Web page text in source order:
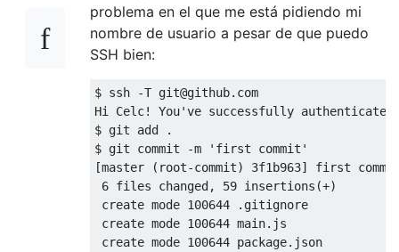
problema en el que me está pidiendo mi
nombre de usuario a pesar de que puedo
SSH bien:
$ ssh -T git@github.com
Hi Celc! You've successfully
$ git add .
$ git commit -m 'first commit'
[master (root-commit) 3f1b963] first
6 files changed, 59 insertions(+)
create mode 100644 .gitignore
create mode 100644 main.js
create mode 100644 package.json